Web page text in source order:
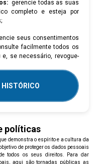
gerencie todas as suas
completo e esteja por
seus consentimentos
facilmente todos os
se necessário, revogue-
políticas
demonstra o espírito e a cultura da
de proteger os dados pessoais
todos os seus direitos. Para dar
aqui são tornadas públicas as